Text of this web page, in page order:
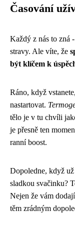
Časování
Každý z nás to zná
stravy. Ale víte, že
být klíčem k
Ráno, když
nastartovat.
tělo je v tu chvíli
je přesně ten
ranní boost.
Dopoledne, když
sladkou svačinku?
Nejen že vám
těm zrádným